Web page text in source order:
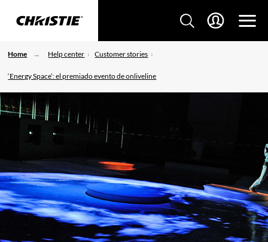
Home Help center Customer stories
‘Energy Space’: el premiado evento de onliveline